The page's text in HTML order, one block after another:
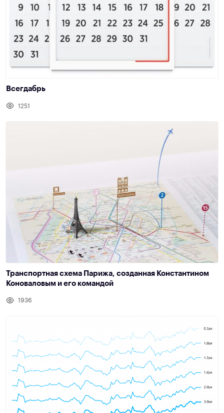
Всегдабрь
1251
Транспортная схема Парижа, созданная Константином
Коноваловым и его командой
1936